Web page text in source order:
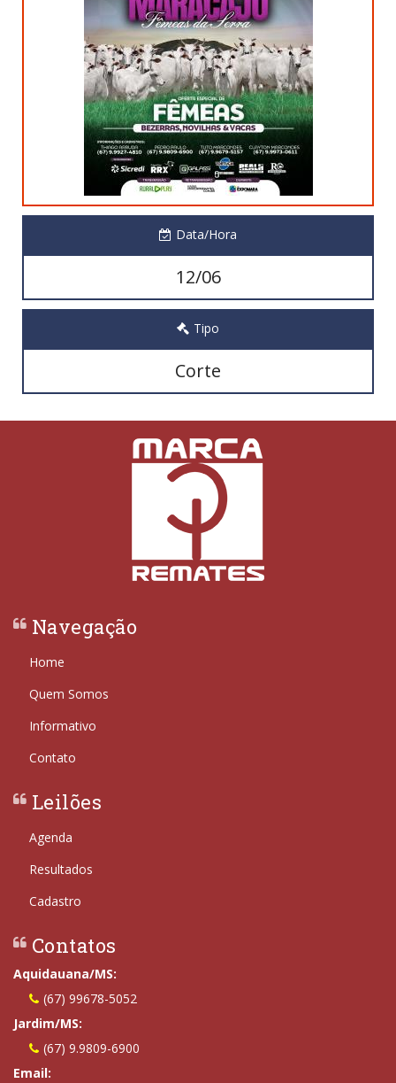
Data/Hora
12/06
Tipo
Corte
Navegação
Home
Quem Somos
Informativo
Contato
Leilões
Agenda
Resultados
Cadastro
Contatos
Aquidauana/MS:
(67) 99678-5052
Jardim/MS:
(67) 9.9809-6900
Email: